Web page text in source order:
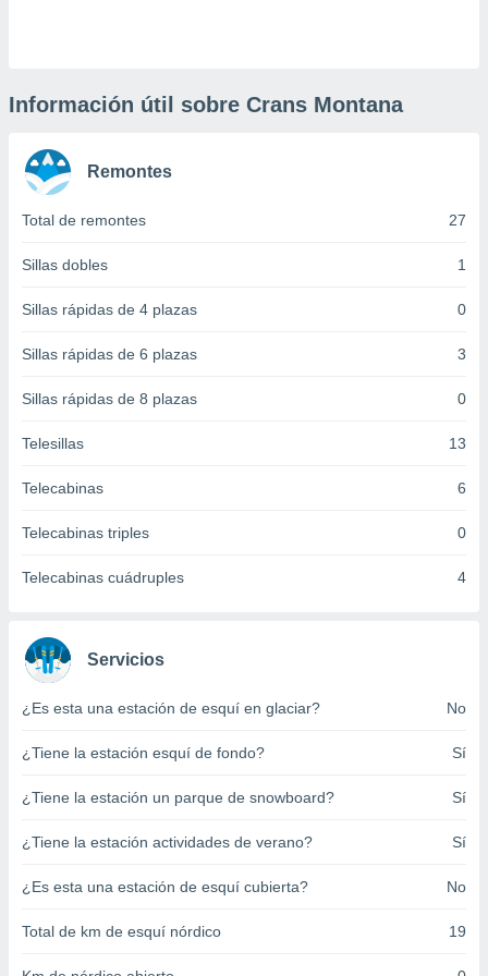
únicos
similares
como
de
en
a lo que
su
en
en
de
o acceder
perfiles
Información útil sobre Crans Montana
Remontes
Total de remontes 27
Sillas dobles 1
Sillas rápidas de 4 plazas 0
Sillas rápidas de 6 plazas 3
Sillas rápidas de 8 plazas 0
Telesillas 13
Telecabinas 6
Telecabinas triples 0
Telecabinas cuádruples 4
Servicios
¿Es esta una estación de esquí en glaciar? No
¿Tiene la estación esquí de fondo? Sí
¿Tiene la estación un parque de snowboard? Sí
¿Tiene la estación actividades de verano? Sí
¿Es esta una estación de esquí cubierta? No
Total de km de esquí nórdico 19